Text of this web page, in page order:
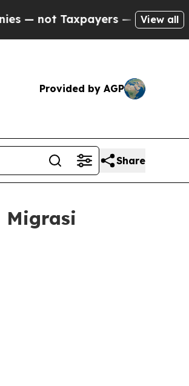
— the Chance to Cash
View all
Provided by AGP
Share
Migrasi